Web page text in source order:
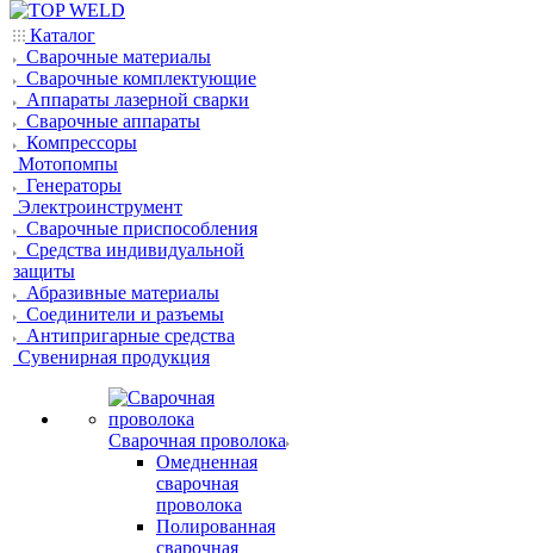
Каталог
Сварочные материалы
Сварочные комплектующие
Аппараты лазерной сварки
Сварочные аппараты
Компрессоры
Мотопомпы
Генераторы
Электроинструмент
Сварочные приспособления
Средства индивидуальной
защиты
Абразивные материалы
Соединители и разъемы
Антипригарные средства
Сувенирная продукция
Сварочная проволока
Омедненная
сварочная
проволока
Полированная
сварочная